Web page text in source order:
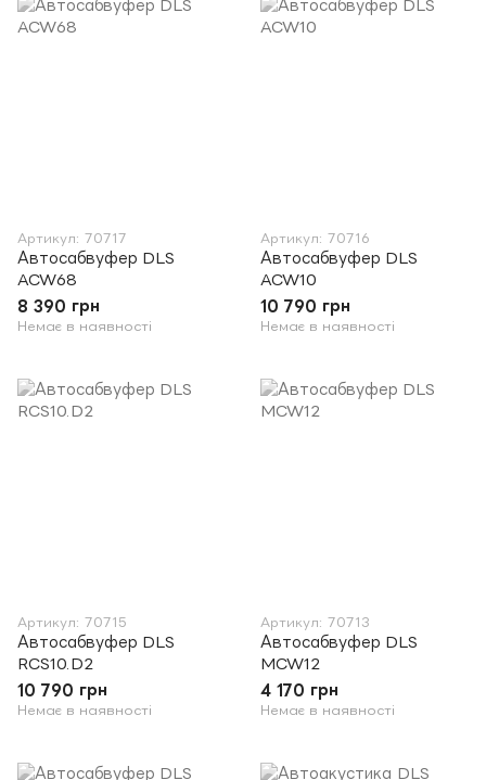
Артикул: 70717
Автосабвуфер DLS
ACW68
8 390 грн
Немає в наявності
Артикул: 70716
Автосабвуфер DLS
ACW10
10 790 грн
Немає в наявності
Артикул: 70715
Автосабвуфер DLS
RCS10.D2
10 790 грн
Немає в наявності
Артикул: 70713
Автосабвуфер DLS
MCW12
4 170 грн
Немає в наявності